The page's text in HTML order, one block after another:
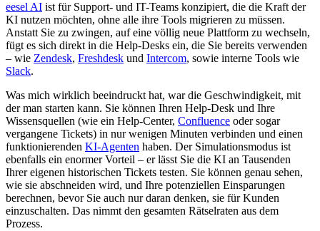
eesel AI ist für Support- und IT-Teams konzipiert, die die Kraft der
KI nutzen möchten, ohne alle ihre Tools migrieren zu müssen.
Anstatt Sie zu zwingen, auf eine völlig neue Plattform zu wechseln,
fügt es sich direkt in die Help-Desks ein, die Sie bereits verwenden
– wie Zendesk, Freshdesk und Intercom, sowie interne Tools wie
Slack.
Was mich wirklich beeindruckt hat, war die Geschwindigkeit, mit
der man starten kann. Sie können Ihren Help-Desk und Ihre
Wissensquellen (wie ein Help-Center, Confluence oder sogar
vergangene Tickets) in nur wenigen Minuten verbinden und einen
funktionierenden KI-Agenten haben. Der Simulationsmodus ist
ebenfalls ein enormer Vorteil – er lässt Sie die KI an Tausenden
Ihrer eigenen historischen Tickets testen. Sie können genau sehen,
wie sie abschneiden wird, und Ihre potenziellen Einsparungen
berechnen, bevor Sie auch nur daran denken, sie für Kunden
einzuschalten. Das nimmt den gesamten Rätselraten aus dem
Prozess.